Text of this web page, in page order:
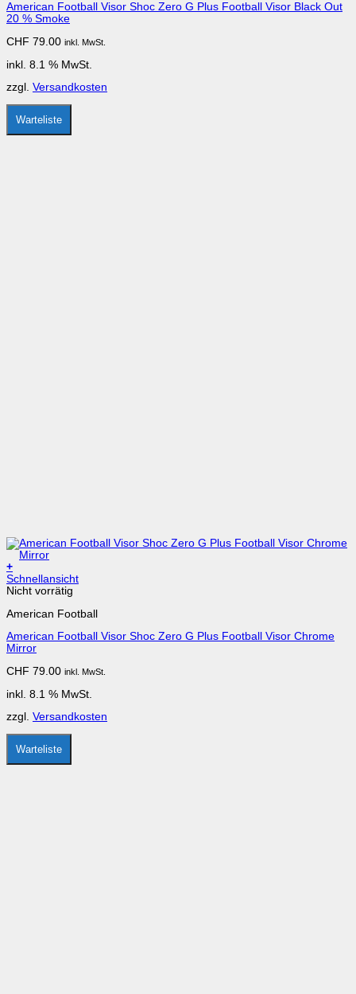
American Football Visor Shoc Zero G Plus Football Visor Black Out
20 % Smoke
CHF 79.00 inkl. MwSt.
inkl. 8.1 % MwSt.
zzgl. Versandkosten
Warteliste
+
Schnellansicht
Nicht vorrätig
American Football
American Football Visor Shoc Zero G Plus Football Visor Chrome
Mirror
CHF 79.00 inkl. MwSt.
inkl. 8.1 % MwSt.
zzgl. Versandkosten
Warteliste